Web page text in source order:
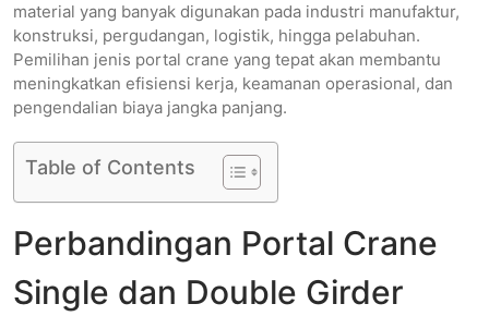
material yang banyak digunakan pada industri manufaktur,
konstruksi, pergudangan, logistik, hingga pelabuhan.
Pemilihan jenis portal crane yang tepat akan membantu
meningkatkan efisiensi kerja, keamanan operasional, dan
pengendalian biaya jangka panjang.
Table of Contents
Perbandingan Portal Crane
Single dan Double Girder